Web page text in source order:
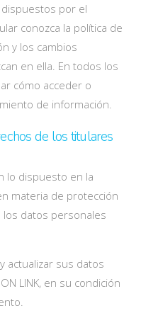
por el
conozca la política de
y los cambios
en ella. En todos los
cómo acceder o
de información.
de los titulares
lo dispuesto en la
materia de protección
datos personales
actualizar sus datos
LINK, en su condición